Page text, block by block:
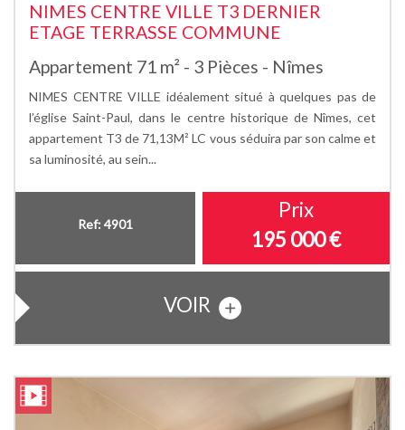
NIMES CENTRE VILLE T3 DERNIER
ETAGE TERRASSE COMMUNE
Appartement 71 m² - 3 Pièces - Nîmes
NIMES CENTRE VILLE idéalement situé à quelques pas de
l’église Saint-Paul, dans le centre historique de Nîmes, cet
appartement T3 de 71,13M² LC vous séduira par son calme et
sa luminosité, au sein...
Ref: 4901
Prix
195 000€
VOIR